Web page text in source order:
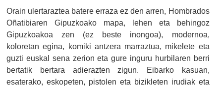
Orain ulertaraztea batere erraza ez den arren, Hombrados
Oñatibiaren Gipuzkoako mapa, lehen eta behingoz
Gipuzkoakoa zen (ez beste inongoa), modernoa,
koloretan egina, komiki antzera marraztua, mikelete eta
guzti euskal sena zerion eta gure inguru hurbilaren berri
bertatik bertara adierazten zigun. Eibarko kasuan,
esaterako, eskopeten, pistolen eta bizikleten irudiak eta